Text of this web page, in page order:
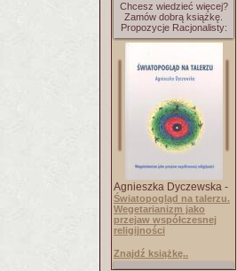
Chcesz wiedzieć więcej?
Zamów dobrą książkę.
Propozycje Racjonalisty:
Agnieszka Dyczewska -
Światopogląd na talerzu.
Wegetarianizm jako
przejaw współczesnej
religijności
Znajdź książkę..